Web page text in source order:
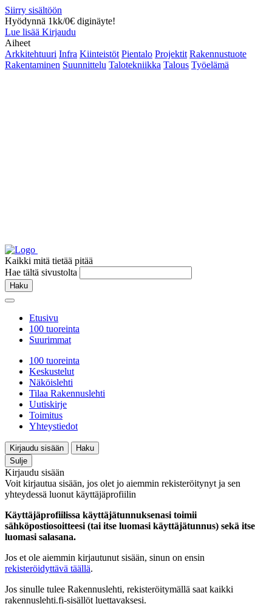
Siirry sisältöön
Hyödynnä 1kk/0€ diginäyte!
Lue lisää Kirjaudu
Aiheet
Arkkitehtuuri Infra Kiinteistöt Pientalo Projektit Rakennustuote
Rakentaminen Suunnittelu Talotekniikka Talous Työelämä
Kaikki mitä tietää pitää
Hae tältä sivustolta
Haku
Etusivu
100 tuoreinta
Suurimmat
100 tuoreinta
Keskustelut
Näköislehti
Tilaa Rakennuslehti
Uutiskirje
Toimitus
Yhteystiedot
Kirjaudu sisään
Haku
Sulje
Kirjaudu sisään
Voit kirjautua sisään, jos olet jo aiemmin rekisteröitynyt ja sen
yhteydessä luonut käyttäjäprofiilin
Käyttäjäprofiilissa käyttäjätunnuksenasi toimii
sähköpostiosoitteesi (tai itse luomasi käyttäjätunnus) sekä itse
luomasi salasana.
Jos et ole aiemmin kirjautunut sisään, sinun on ensin
rekisteröidyttävä täällä.
Jos sinulle tulee Rakennuslehti, rekisteröitymällä saat kaikki
rakennuslehti.fi-sisällöt luettavaksesi.